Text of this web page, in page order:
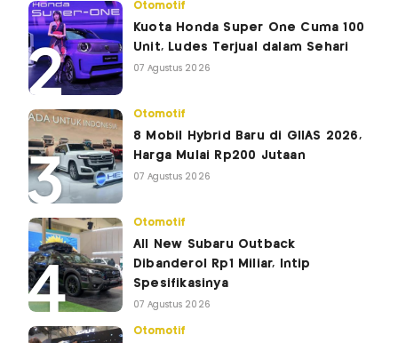
Otomotif
Kuota Honda Super One Cuma 100
Unit, Ludes Terjual dalam Sehari
07 Agustus 2026
Otomotif
8 Mobil Hybrid Baru di GIIAS 2026,
Harga Mulai Rp200 Jutaan
07 Agustus 2026
Otomotif
All New Subaru Outback
Dibanderol Rp1 Miliar, Intip
Spesifikasinya
07 Agustus 2026
Otomotif